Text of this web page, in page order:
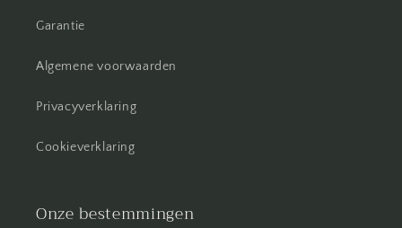
Garantie
Algemene voorwaarden
Privacyverklaring
Cookieverklaring
Onze bestemmingen